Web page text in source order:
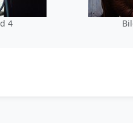
4